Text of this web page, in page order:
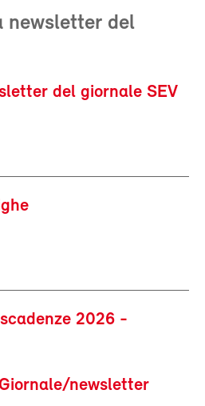
newsletter del
del giornale SEV
2026 -
newsletter